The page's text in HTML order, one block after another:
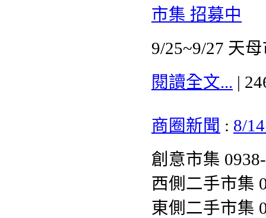
市集 招募中
9/25~9/27 天
閱讀全文... |
商圈新聞 : 8/
創意市集
西側二手市集
東側二手市集